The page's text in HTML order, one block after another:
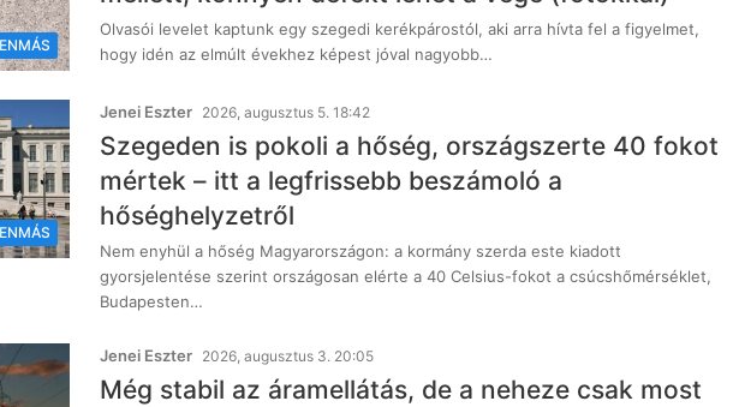
Olvasói levelet kaptunk egy szegedi kerékpárostól, aki arra hívta fel a figyelmet,
hogy idén az elmúlt évekhez képest jóval nagyobb…
Jenei Eszter 2026, augusztus 5. 18:42
Szegeden is pokoli a hőség, országszerte 40 fokot
mértek – itt a legfrissebb beszámoló a
hőséghelyzetről
Nem enyhül a hőség Magyarországon: a kormány szerda este kiadott
gyorsjelentése szerint országosan elérte a 40 Celsius-fokot a csúcshőmérséklet,
Budapesten…
Jenei Eszter 2026, augusztus 3. 20:05
Még stabil az áramellátás, de a neheze csak most